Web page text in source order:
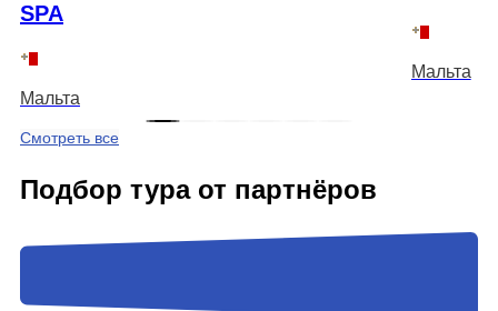
SPA
Мальта
Мальта
Смотреть все
Подбор тура от партнёров